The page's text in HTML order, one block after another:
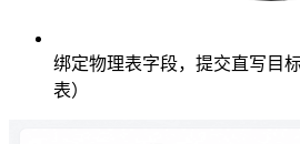
绑定物理表字段，提交直写目
表）